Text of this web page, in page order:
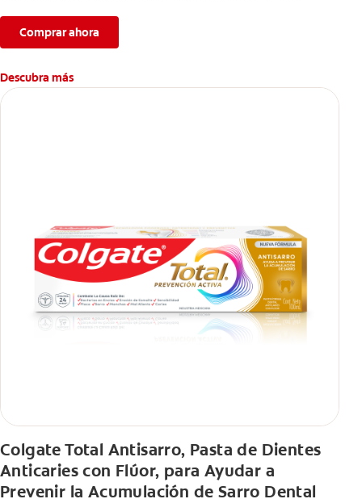
Comprar ahora
Descubra más
Colgate Total Antisarro, Pasta de Dientes
Anticaries con Flúor, para Ayudar a
Prevenir la Acumulación de Sarro Dental